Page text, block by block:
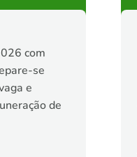
com
se
e
de